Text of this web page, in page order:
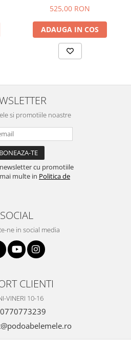
525,00 RON
ADAUGA IN COS
si promotiile noastre
cu promotiile
multe in Politica de
SOCIAL
ne in social media
CLIENTI
VINERI 10-16
0770773239